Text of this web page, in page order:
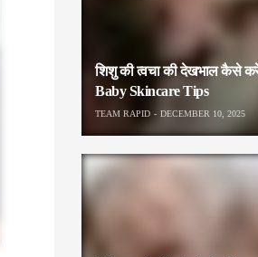
शिशु की त्वचा की देखभाल कैसे
Baby Skincare Tips
TEAM RAPID DECEMBER 10, 2025